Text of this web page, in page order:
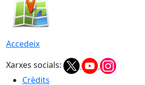
Accedeix
Xarxes socials:
Crèdits